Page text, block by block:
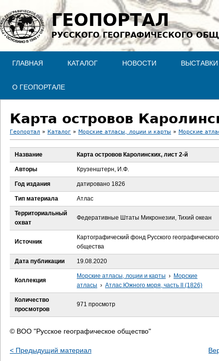
Jump to navigation
ГЕОПОРТАЛ
РУССКОГО ГЕОГРАФИЧЕСКОГО
ГЛАВНАЯ КАТАЛОГ НОВОСТИ ВЫСТАВКИ
О ГЕОПОРТАЛЕ
Карта островов
В
ы
д
е
с
ь
Геопортал » Каталог » Морские атласы, лоции и карты » Морские
Название Карта островов Каролинских, лист 2-й
Авторы Крузенштерн, И.Ф.
Год издания датировано 1826
Тип материала Атлас
Территориальный
охват
Федеративные Штаты Микронезии, Тихий океан
Источник
Картографический фонд Русского географического
общества
Дата публикации 19.08.2020
Коллекция
Морские атласы, лоции и карты › Морские
атласы › Атлас Южного моря, часть II (1826)
Количество
просмотров
971 просмотр
© ВОО "Русское географическое общество"
< Предыдущий материал